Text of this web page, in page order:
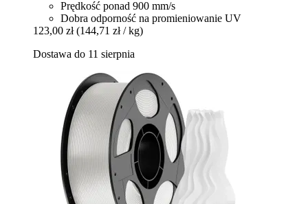
Prędkość ponad 900 mm/s
Dobra odporność na promieniowanie UV
123,00 zł (144,71 zł / kg)
Dostawa do 11 sierpnia